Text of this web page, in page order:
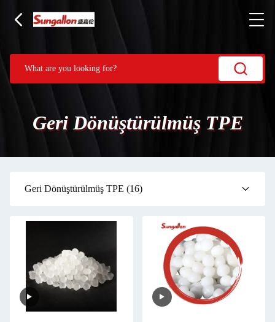
Geri Dönüştürülmüş TPE
Geri Dönüştürülmüş TPE (16)